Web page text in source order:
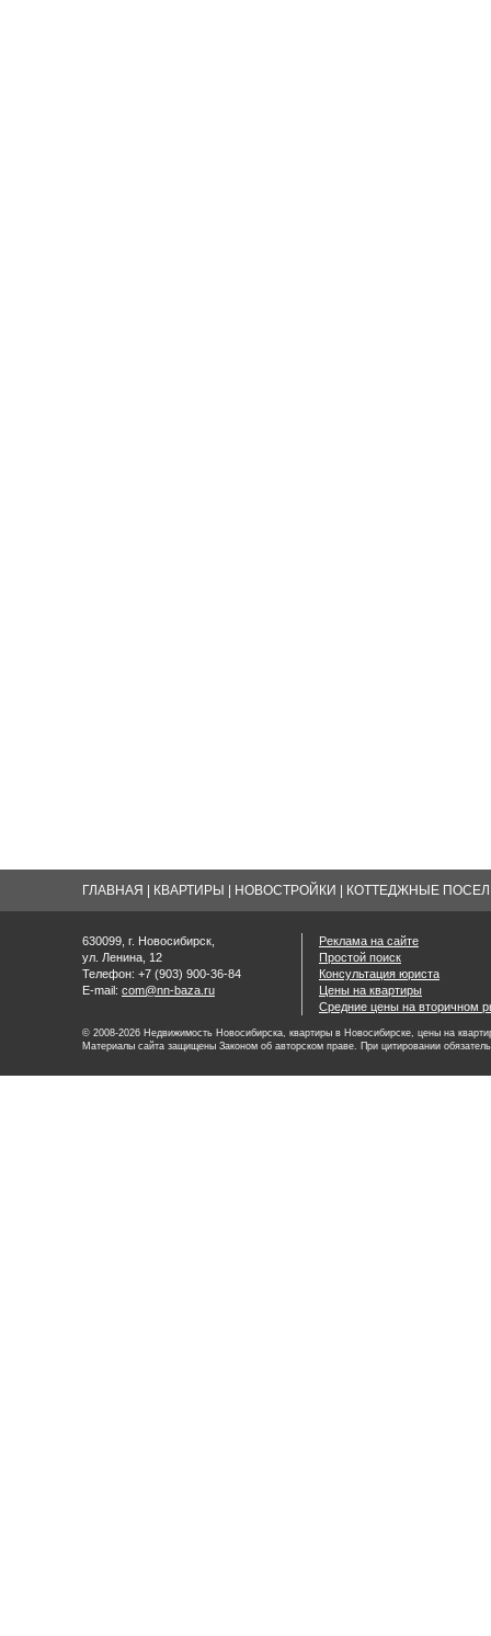
ГЛАВНАЯ КВАРТИРЫ НОВОСТРОЙКИ КОТТЕДЖНЫЕ
630099, г. Новосибирск,
ул. Ленина, 12
Телефон: +7 (903) 900-36-84
E-mail: com@nn-baza.ru
Реклама на сайте
Простой поиск
Консультация юриста
Цены на квартиры
Средние цены на вторичном
© 2008-2026 Недвижимость Новосибирска, квартиры в Новосибирске, цены на
Материалы сайта защищены Законом об авторском праве. При цитировании